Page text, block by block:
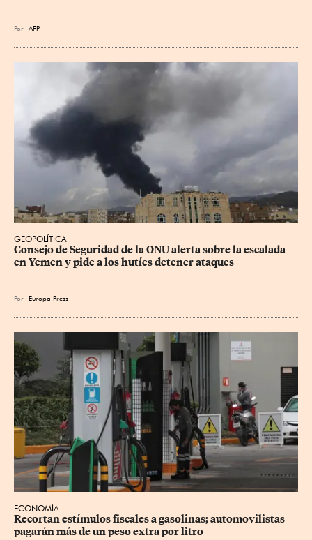
Por AFP
GEOPOLÍTICA
Consejo de Seguridad de la ONU alerta sobre la escalada
en Yemen y pide a los hutíes detener ataques
Por Europa Press
ECONOMÍA
Recortan estímulos fiscales a gasolinas; automovilistas
pagarán más de un peso extra por litro